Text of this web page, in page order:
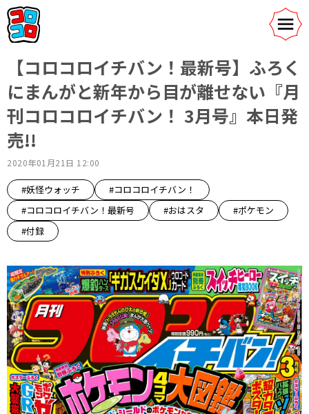
【コロコロイチバン！最新号】ふろく
にまんがと新年から目が離せない『月
刊コロコロイチバン！ 3月号』本日発
売!!
2020年01月21日 12:00
#妖怪ウォッチ
#コロコロイチバン！
#コロコロイチバン！最新号
#おはスタ
#ポケモン
#付録